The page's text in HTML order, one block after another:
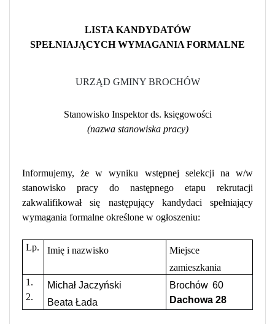
LISTA KANDYDATÓW
SPEŁNIAJĄCYCH WYMAGANIA FORMALNE
URZĄD GMINY BROCHÓW
Stanowisko Inspektor ds. księgowości
(nazwa stanowiska pracy)
Informujemy, że w wyniku wstępnej selekcji na w/w
stanowisko pracy do następnego etapu rekrutacji
zakwalifikował się następujący kandydaci spełniający
wymagania formalne określone w ogłoszeniu:
Lp. Imię i nazwisko
Miejsce
zamieszkania
1.
2.
Michał Jaczyński
Beata Łada
Brochów 60
Dachowa 28